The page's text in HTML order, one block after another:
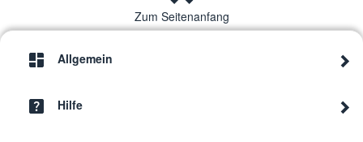
Zum Seitenanfang
Allgemein
Hilfe